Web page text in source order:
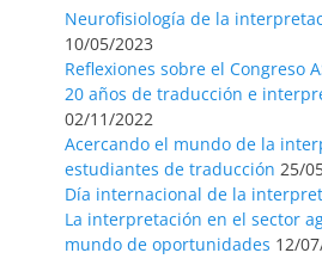
Neurofisiología de la
10/05/2023
Reflexiones sobre el Congreso
20 años de traducción e
02/11/2022
Acercando el mundo de la
estudiantes de traducción 25/
Día internacional de la
La interpretación en el sector
mundo de oportunidades 12/